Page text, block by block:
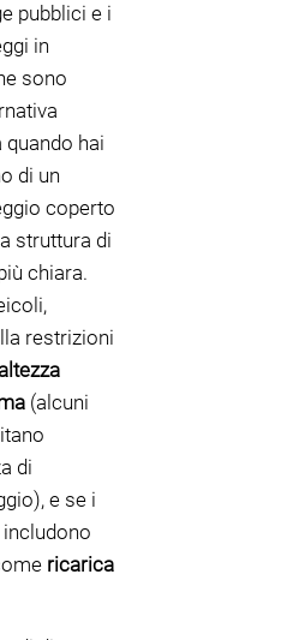
pubblici e i
in
sono
quando hai
di un
coperto
struttura di
chiara.
restrizioni
(alcuni
di
e se i
ricarica